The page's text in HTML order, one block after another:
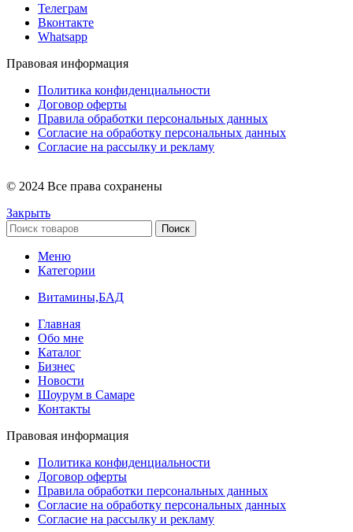
Телеграм
Вконтакте
Whatsapp
Правовая информация
Политика конфиденциальности
Договор оферты
Правила обработки персональных данных
Согласие на обработку персональных данных
Согласие на рассылку и рекламу
© 2024 Все права сохранены
Закрыть
Поиск
Меню
Категории
Витамины,БАД
Главная
Обо мне
Каталог
Бизнес
Новости
Шоурум в Самаре
Контакты
Правовая информация
Политика конфиденциальности
Договор оферты
Правила обработки персональных данных
Согласие на обработку персональных данных
Согласие на рассылку и рекламу